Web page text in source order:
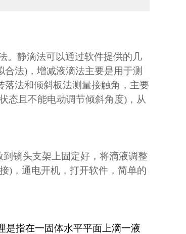
。静滴法可以通过软件提供的几
法)，增减液滴法主要是用于测
落法和倾斜板法测量接触角，主要
态且不能电动调节倾斜角度)，从
镜头支架上固定好，将滴液调整
)，通电开机，打开软件，简单的
是指在一固体水平平面上滴一液